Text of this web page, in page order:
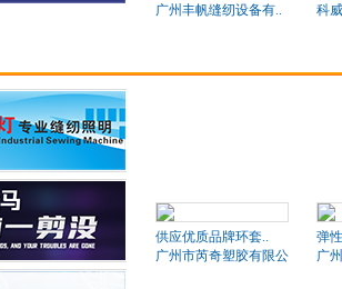
广州丰帆缝纫设备有..
科
供应优质品牌环套..
广州市芮奇塑胶有限公司
弹
广